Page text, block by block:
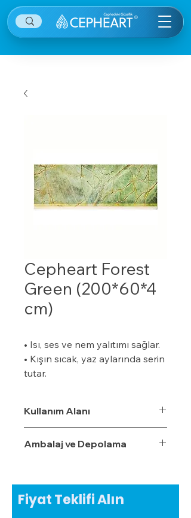
Cepheart Forest
Green (200*60*4
cm)
• Isı, ses ve nem yalıtımı sağlar.
• Kışın sıcak, yaz aylarında serin
tutar.
• Boyalı veya boyasız tüm
yüzeylere uygulanabilir.
• Uygulaması kolaydır.
• Ekonomiktir.
• Zamanla izolasyon özelliğini
Kullanım Alanı
Ambalaj ve Depolama
Fiyat Teklifi Alın